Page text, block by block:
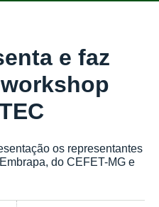
e faz
os representantes
do CEFET-MG e